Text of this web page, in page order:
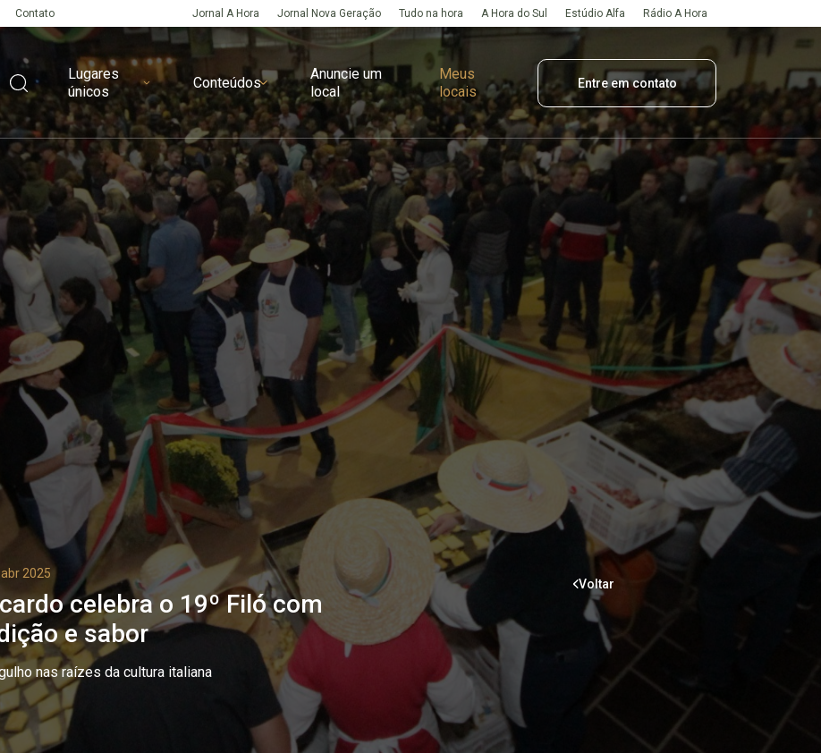
Contato Jornal A Hora Jornal Nova Geração Tudo na hora A Hora do Sul Estúdio Alfa Rádio A Hora
Lugares
únicos
Conteúdos
Anuncie um
local
Meus
locais
Entre em contato
2025
celebra o 19º Filó com
e sabor
nas raízes da cultura italiana
Voltar